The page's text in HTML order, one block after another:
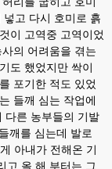
고 다시 호미로 흙
이 고역중 고역이었
의 어려움을 겪는
도 했었지만 싹이
포기한 적도 있었
들깨 심는 작업에
다른 농부들의 기발
깨를 심는데 발로
아내가 전해온 기
고 올 해 부터는 그